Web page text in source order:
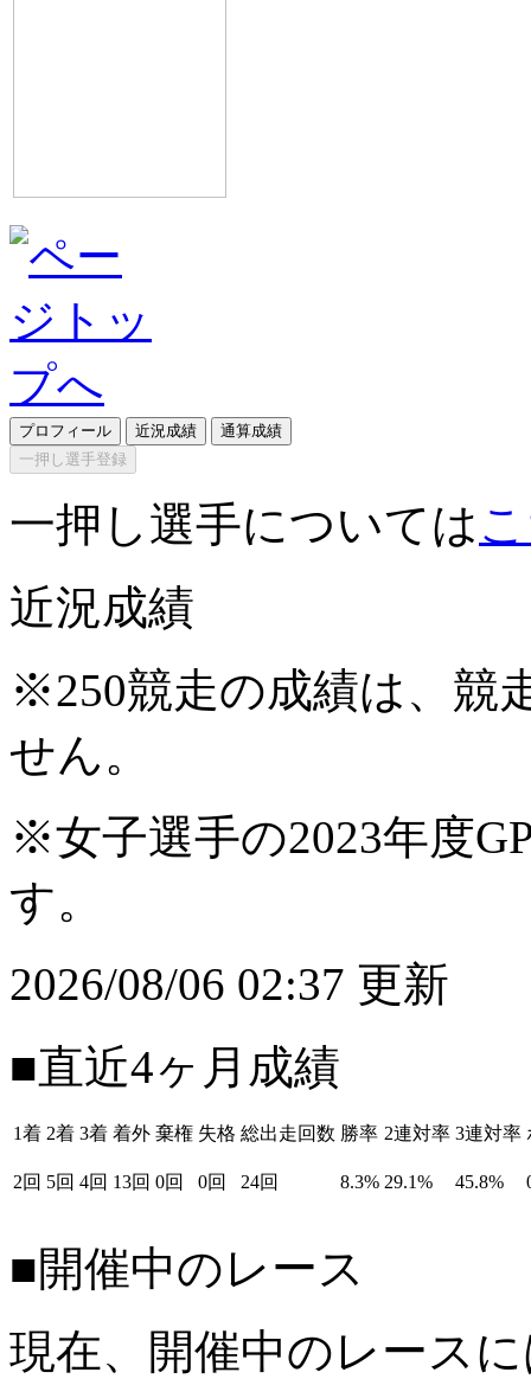
プロフィール 近況成績
通算成績
一押し選手登録
一押し選手については
近況成績
※250競走の成績は、競
せん。
※女子選手の2023年度
す。
2026/08/06 02:37 更新
■直近4ヶ月成績
1着 2着 3着 着外 棄権 失格 総出走回数 勝率 2連対率 3連対率
2回 5回 4回 13回 0回 0回 24回 8.3% 29.1% 45.8%
■開催中のレース
現在、開催中のレース